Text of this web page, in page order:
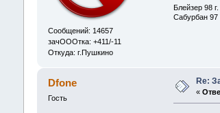
Сообщений: 14657
зачОООтка: +411/-11
Откуда: г.Пушкино
Блейзер 98
Сабурбан 97
Dfone
Гость
Re:
«